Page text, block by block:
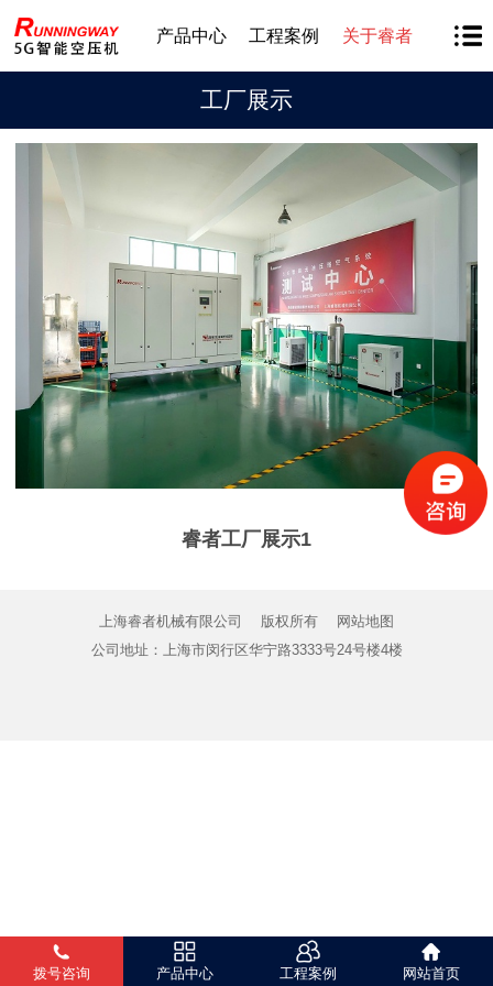
产品中心 工程案例 关于睿者
工厂展示
睿者工厂展示1
上海睿者机械有限公司 版权所有
网站地图
公司地址：上海市闵行区华宁路3333号24号楼4楼
拨号咨询 产品中心 工程案例 网站首页